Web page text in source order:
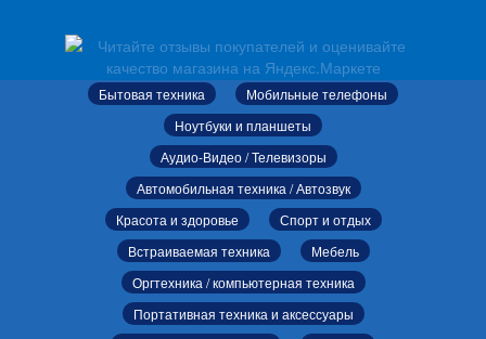
Бытовая техника
Мобильные телефоны
Ноутбуки и планшеты
Аудио-Видео / Телевизоры
Автомобильная техника / Автозвук
Красота и здоровье
Спорт и отдых
Встраиваемая техника
Мебель
Оргтехника / компьютерная техника
Портативная техника и аксессуары